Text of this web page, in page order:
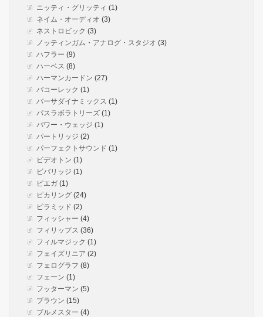
ニッティ・グリッティ (1)
ネイム・オーディオ (3)
ネストロビック (3)
ノッティンガム・アナログ・スタジオ (3)
ハフラー (9)
ハーベス (8)
ハーマンカードン (27)
バコーレック (1)
バーサダイナミックス (1)
パスラボラトリーズ (1)
パワー・ウェッジ (1)
パートリッジ (2)
パーフェクトサウンド (1)
ビデオトン (1)
ビバリッジ (1)
ピエガ (1)
ピカリング (24)
ピラミッド (2)
フィッシャー (4)
フィリップス (36)
フィルマジック (1)
フェイズリニア (2)
フェログラフ (8)
フェーン (1)
フッターマン (5)
ブラウン (15)
ブルメスター (4)